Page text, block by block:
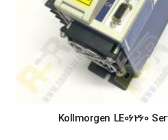
Kollmorgen LE06260